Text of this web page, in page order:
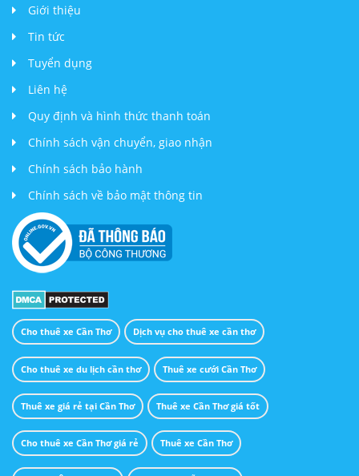
Giới thiệu
Tin tức
Tuyển dụng
Liên hệ
Quy định và hình thức thanh toán
Chính sách vận chuyển, giao nhận
Chính sách bảo hành
Chính sách về bảo mật thông tin
Cho thuê xe Cần Thơ Dịch vụ cho thuê xe cần thơ
Cho thuê xe du lịch cần thơ Thuê xe cưới Cần Thơ
Thuê xe giá rẻ tại Cần Thơ Thuê xe Cần Thơ giá tốt
Cho thuê xe Cần Thơ giá rẻ Thuê xe Cần Thơ